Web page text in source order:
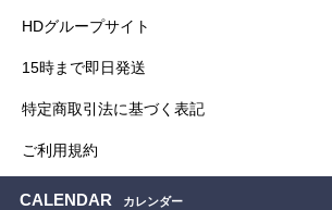
HDグループサイト
15時まで即日発送
特定商取引法に基づく表記
ご利用規約
CALENDAR カレンダー